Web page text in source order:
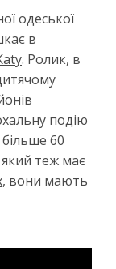
одеської
в
. Ролик, в
подію
60
теж має
, вони мають